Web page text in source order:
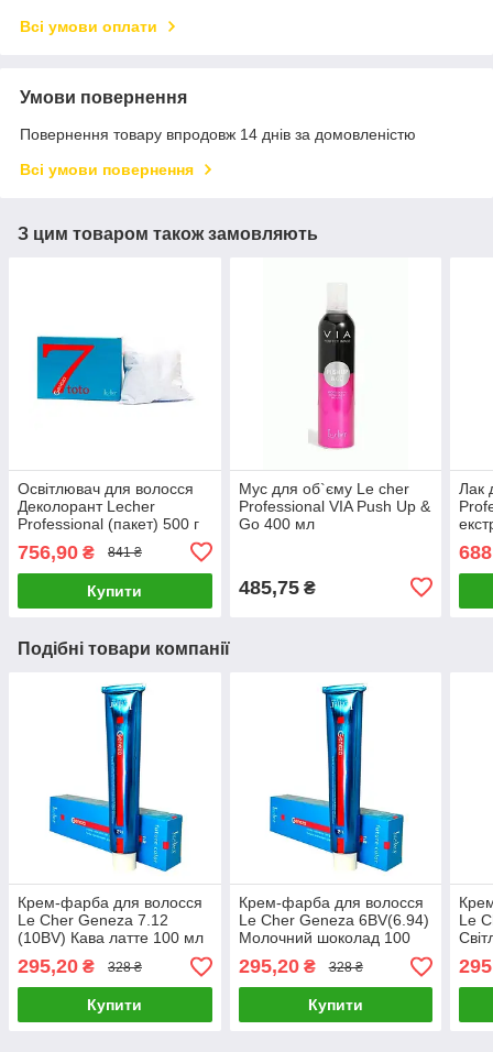
Всі умови оплати
Умови повернення
Повернення товару впродовж 14 днів за домовленістю
Всі умови повернення
З цим товаром також замовляють
Освітлювач для волосся
Деколорант Lecher
Professional (пакет) 500 г
756,90 ₴ 841 ₴
Купити
Мус для об`єму Le cher
Professional VIA Push Up &
Go 400 мл
485,75₴
Лак
Подібні товари компанії
Крем-фарба для волосся
Le Cher Geneza 7.12
(10BV) Кава латте 100 мл
295,20 ₴ 328 ₴
Купити
Крем-фарба для волосся
Le Cher Geneza 6BV(6.94)
Молочний шоколад 100
мл
295,20₴ 328 ₴
Купити
Le
мл